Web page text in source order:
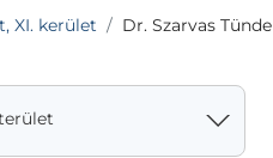
XI. kerület Dr. Szarvas Tünde